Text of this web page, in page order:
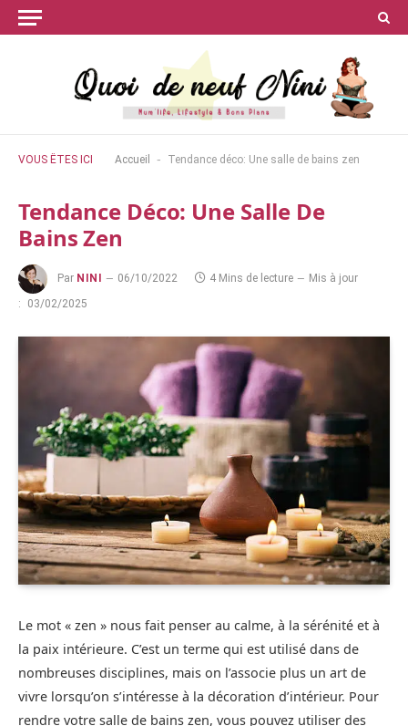
VOUS ÊTES ICI Accueil - Tendance déco: Une salle de bains zen
Tendance Déco: Une Salle De
Bains Zen
Par NINI 06/10/2022 4 Mins de lecture
Mis à jour
:
03/02/2025
Le mot « zen » nous fait penser au calme, à la sérénité et à
la paix intérieure. C’est un terme qui est utilisé dans de
nombreuses disciplines, mais on l’associe plus un art de
vivre lorsqu’on s’intéresse à la décoration d’intérieur. Pour
rendre votre salle de bains zen, vous pouvez utiliser des